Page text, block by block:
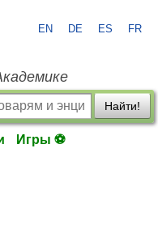
EN DE ES FR
Найти!
Игры ⚽